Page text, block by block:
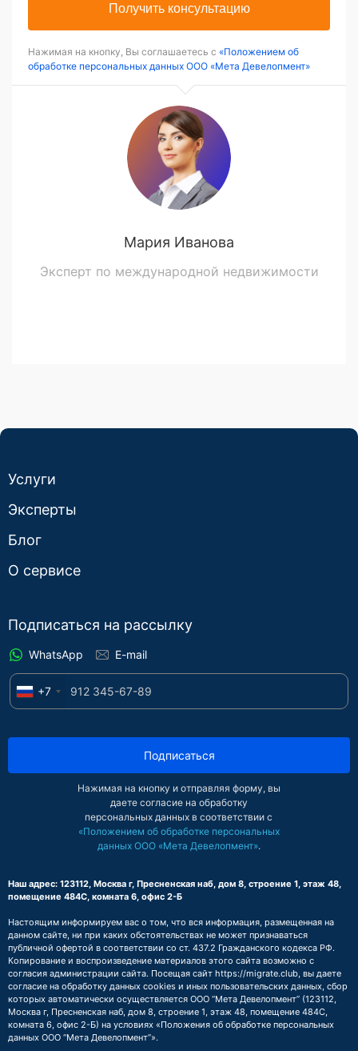
Получить консультацию
Нажимая на кнопку, Вы соглашаетесь с «Положением об
обработке персональных данных ООО «Мета Девелопмент»
Мария Иванова
Эксперт по международной недвижимости
Услуги
Эксперты
Блог
О сервисе
Подписаться на рассылку
WhatsApp E-mail
+7
Подписаться
Нажимая на кнопку и отправляя форму, вы
даете согласие на обработку
персональных данных в соответствии с
«Положением об обработке персональных
данных ООО «Мета Девелопмент».
Наш адрес: 123112, Москва г, Пресненская наб, дом 8, строение 1, этаж 48,
помещение 484С, комната 6, офис 2-Б
Настоящим информируем вас о том, что вся информация, размещенная на
данном сайте, ни при каких обстоятельствах не может признаваться
публичной офертой в соответствии со ст. 437.2 Гражданского кодекса РФ.
Копирование и воспроизведение материалов этого сайта возможно с
согласия администрации сайта. Посещая сайт https://migrate.club, вы даете
согласие на обработку данных cookies и иных пользовательских данных, сбор
которых автоматически осуществляется ООО “Мета Девелопмент” (123112,
Москва г, Пресненская наб, дом 8, строение 1, этаж 48, помещение 484С,
комната 6, офис 2-Б) на условиях «Положения об обработке персональных
данных ООО “Мета Девелопмент”».